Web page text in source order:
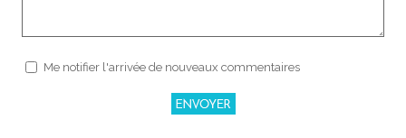
Me notifier l'arrivée de nouveaux commentaires